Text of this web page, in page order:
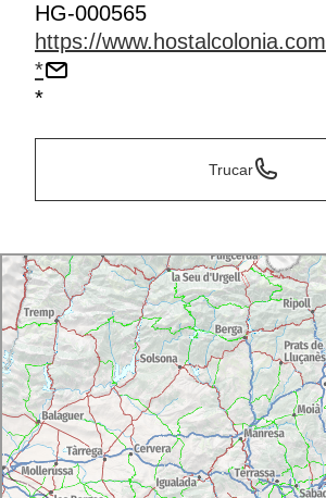
HG-000565
https://www.hostalcolonia.com
*
*
Trucar